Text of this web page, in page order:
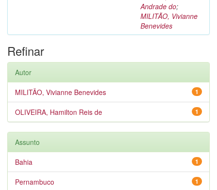
Andrade do;
MILITÃO, Vivianne
Benevides
Refinar
Autor
1
MILITÃO, Vivianne Benevides
1
OLIVEIRA, Hamilton Reis de
Assunto
1
Bahia
1
Pernambuco